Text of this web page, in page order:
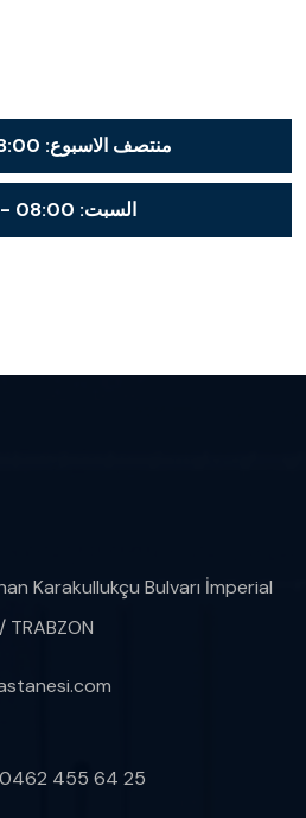
منتصف الاسبوع: - 17:00
السبت: 08:00 - 13:00
Karakullukçu Bulvarı İmperial
455 64 25